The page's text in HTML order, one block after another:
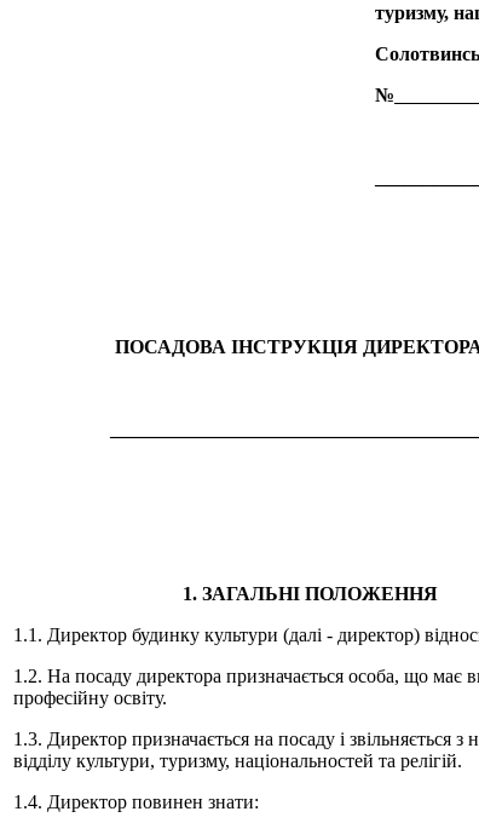
туризму,
№
ПОСАДОВА ІНСТРУКЦІЯ
1. ЗАГАЛЬНІ ПОЛОЖЕННЯ
1.1. Директор будинку культури (далі - директор)
1.2. На посаду директора призначається особа, що має
професійну освіту.
1.3. Директор призна­чається на посаду і звільняється
відділу культури, туризму, національностей та релігій.
1.4. Директор повинен знати: